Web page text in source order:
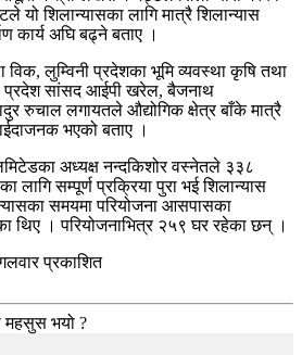
यो शिलान्यासका लागि मात्रै शिलान्यास
कार्य अघि बढ्ने बताए ।
विक, लुम्विनी प्रदेशका भूमि व्यवस्था कृषि तथा
प्रदेश सांसद आईपी खरेल, बैजनाथ
रुचाल लगायतले औद्योगिक क्षेत्र बाँके मात्रै
भएको बताए ।
अध्यक्ष नन्दकिशोर वस्नेतले ३३८
लागि सम्पूर्ण प्रक्रिया पुरा भई शिलान्यास
समयमा परियोजना आसपासका
थिए । परियोजनाभित्र २५९ घर रहेका छन् ।
प्रकाशित
महसुस भयो ?